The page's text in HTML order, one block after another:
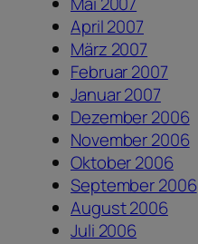
April 2007
März 2007
Februar 2007
Januar 2007
Dezember 2006
November 2006
Oktober 2006
September 2006
August 2006
Juli 2006